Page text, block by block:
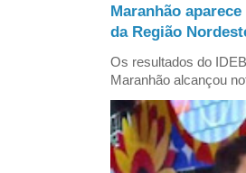
Maranhão
da Região
Os resultados do
Maranhão alcançou